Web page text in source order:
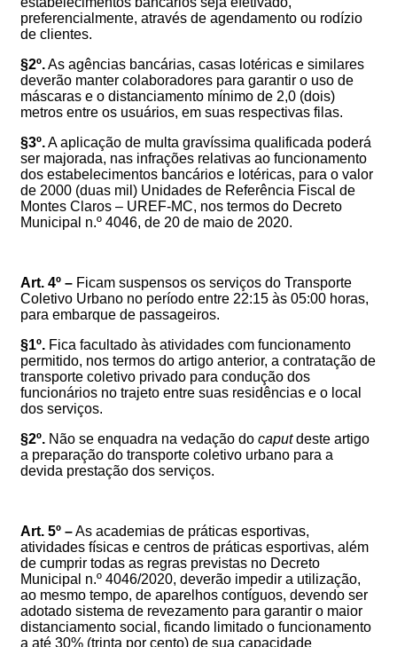
preferencialmente, através de agendamento ou rodízio
de clientes.
§2º.As agências bancárias, casas lotéricas e similares
deverão manter colaboradores para garantir o uso de
máscaras e o distanciamento mínimo de 2,0 (dois)
metros entre os usuários, em suas respectivas filas.
§3º.A aplicação de multa gravíssima qualificada poderá
ser majorada, nas infrações relativas ao funcionamento
dos estabelecimentos bancários e lotéricas, para o valor
de 2000 (duas mil) Unidades de Referência Fiscal de
Montes Claros – UREF-MC, nos termos do Decreto
Municipal n.º 4046, de 20 de maio de 2020.
Art. 4º – Ficam suspensos os serviços do Transporte
Coletivo Urbano no período entre 22:15 às 05:00 horas,
para embarque de passageiros.
§1º. Fica facultado às atividades com funcionamento
permitido, nos termos do artigo anterior, a contratação de
transporte coletivo privado para condução dos
funcionários no trajeto entre suas residências e o local
dos serviços.
§2º. Não se enquadra na vedação do caputdeste artigo
a preparação do transporte coletivo urbano para a
devida prestação dos serviços.
Art. 5º –As academias de práticas esportivas,
atividades físicas e centros de práticas esportivas, além
de cumprir todas as regras previstas no Decreto
Municipal n.º 4046/2020, deverão impedir a utilização,
ao mesmo tempo, de aparelhos contíguos, devendo ser
adotado sistema de revezamento para garantir o maior
distanciamento social, ficando limitado o funcionamento
a até 30% (trinta por cento) de sua capacidade